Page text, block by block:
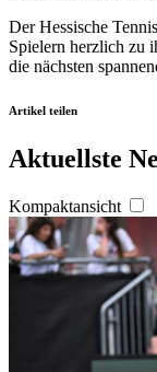
Der Hessische
Spielern herzlich zu
die nächsten
Artikel teilen
Aktuellste
Kompaktansicht